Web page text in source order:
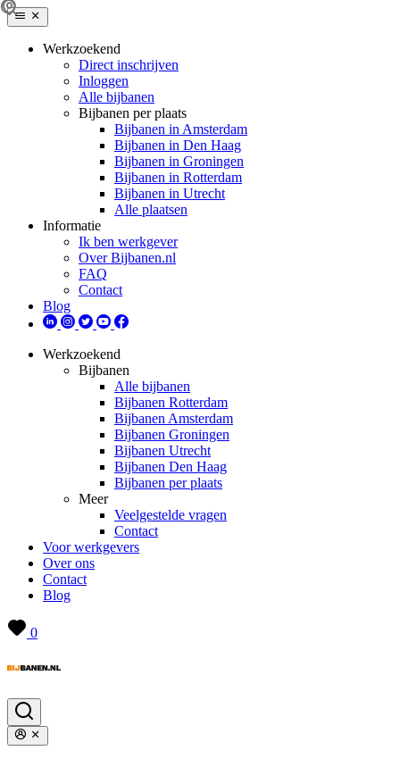
Werkzoekend
Direct inschrijven
Inloggen
Alle bijbanen
Bijbanen per plaats
Bijbanen in Amsterdam
Bijbanen in Den Haag
Bijbanen in Groningen
Bijbanen in Rotterdam
Bijbanen in Utrecht
Alle plaatsen
Informatie
Ik ben werkgever
Over Bijbanen.nl
FAQ
Contact
Blog
Werkzoekend
Bijbanen
Alle bijbanen
Bijbanen Rotterdam
Bijbanen Amsterdam
Bijbanen Groningen
Bijbanen Utrecht
Bijbanen Den Haag
Bijbanen per plaats
Meer
Veelgestelde vragen
Contact
Voor werkgevers
Over ons
Contact
Blog
0